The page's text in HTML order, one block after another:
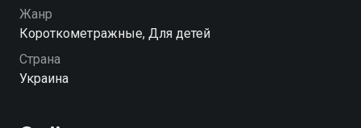
тогда котик в погоню за преступницей.
Жанр
Короткометражные, Для детей
Страна
Украина